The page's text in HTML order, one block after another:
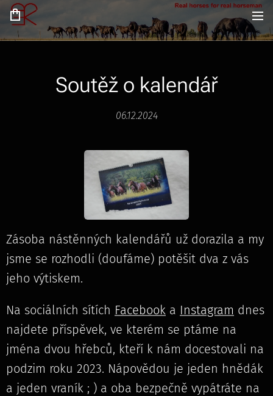
Soutěž o kalendář
06.12.2024
Zásoba nástěnných kalendářů už dorazila a my
jsme se rozhodli (doufáme) potěšit dva z vás
jeho výtiskem.
Na sociálních sítích Facebook a Instagram dnes
najdete příspěvek, ve kterém se ptáme na
jména dvou hřebců, kteří k nám docestovali na
podzim roku 2023. Nápovědou je jeden hnědák
a jeden vraník ; ) a oba bezpečně vypátráte na